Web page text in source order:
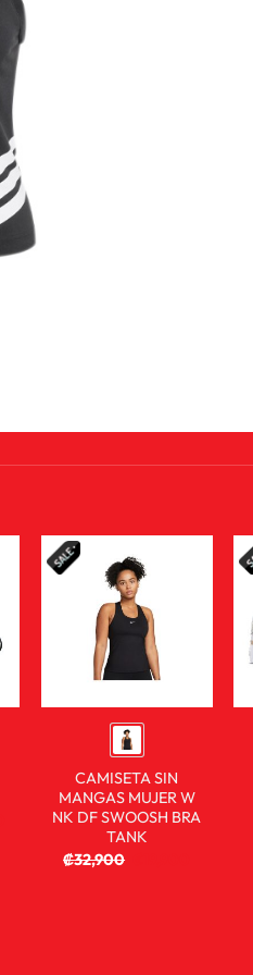
CAMISETA SIN
MANGAS MUJER W
NK DF SWOOSH BRA
TANK
₡32,900